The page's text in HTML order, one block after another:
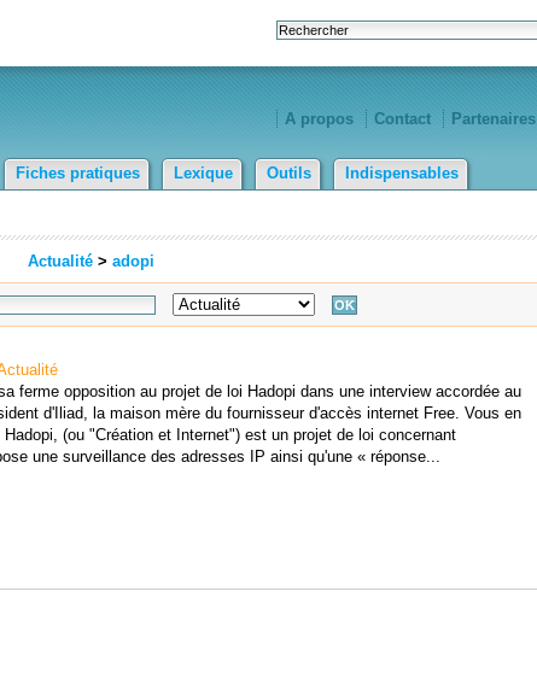
A propos Contact Partenaires
Fiches pratiques Lexique Outils Indispensables
Actualité> adopi
ferme opposition au projet de loi Hadopi dans une interview accordée au
d'Iliad, la maison mère du fournisseur d'accès internet Free. Vous en
(ou "Création et Internet") est un projet de loi concernant
une surveillance des adresses IP ainsi qu'une « réponse...